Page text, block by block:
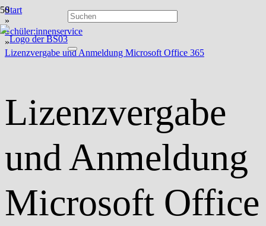
Start
»
Schüler:innenservice
»
Lizenzvergabe und Anmeldung Microsoft Office 365
Lizenzvergabe
und Anmeldung
Microsoft Office